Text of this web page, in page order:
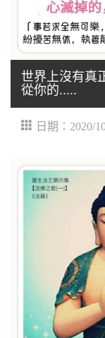
世界上沒有真
從你的.....
日期：2020/